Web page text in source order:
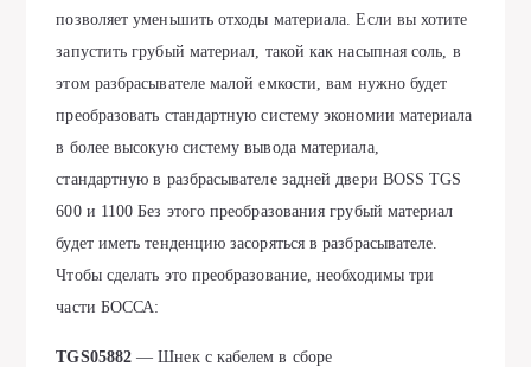
позволяет уменьшить отходы материала. Если вы хотите
запустить грубый материал, такой как насыпная соль, в
этом разбрасывателе малой емкости, вам нужно будет
преобразовать стандартную систему экономии материала
в более высокую систему вывода материала,
стандартную в разбрасывателе задней двери BOSS TGS
600 и 1100 Без этого преобразования грубый материал
будет иметь тенденцию засоряться в разбрасывателе.
Чтобы сделать это преобразование, необходимы три
части БОССА:
TGS05882 — Шнек с кабелем в сборе